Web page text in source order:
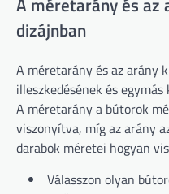
A méretarány és az
dizájnban
A méretarány és az arány
illeszkedésének és
A méretarány a bútorok
viszonyítva, míg az arány
darabok méretei hogyan
Válasszon olyan